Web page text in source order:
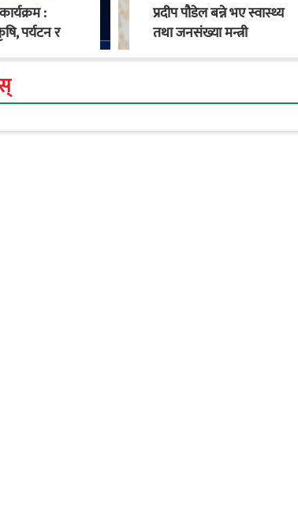
:
पर्यटन र
प्रदीप पौडेल बन्ने भए स्वास्थ्य
तथा जनसंख्या मन्त्री